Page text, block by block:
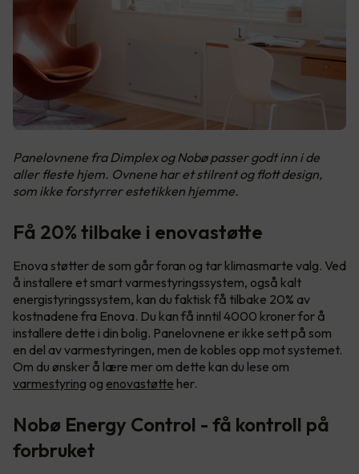
Panelovnene fra Dimplex og Nobø passer godt inn i de
aller fleste hjem. Ovnene har et stilrent og flott design,
som ikke forstyrrer estetikken hjemme.
Få 20% tilbake i enovastøtte
Enova støtter de som går foran og tar klimasmarte valg. Ved
å installere et smart varmestyringssystem, også kalt
energistyringssystem, kan du faktisk få tilbake 20% av
kostnadene fra Enova. Du kan få inntil 4000 kroner for å
installere dette i din bolig. Panelovnene er ikke sett på som
en del av varmestyringen, men de kobles opp mot systemet.
Om du ønsker å lære mer om dette kan du lese om
varmestyring og enovastøtte her.
Nobø Energy Control - få kontroll på
forbruket